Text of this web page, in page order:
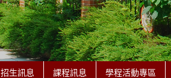
招生訊息 課程訊息 學程活動專區